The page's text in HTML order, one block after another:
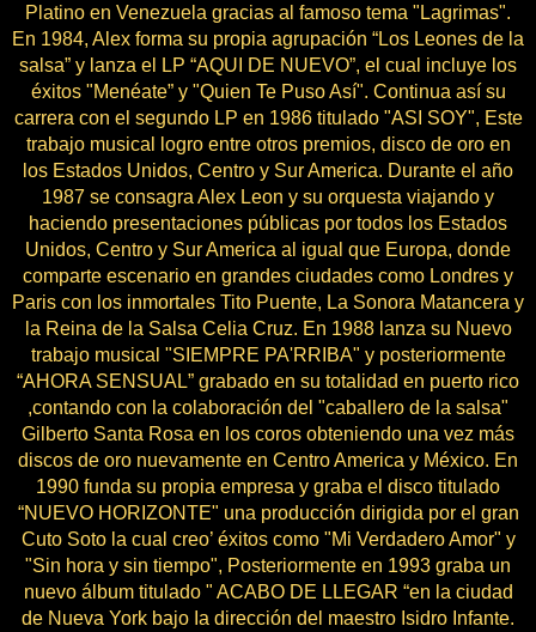
Platino en Venezuela gracias al famoso tema "Lagrimas".
En 1984, Alex forma su propia agrupación “Los Leones de la
salsa” y lanza el LP “AQUI DE NUEVO”, el cual incluye los
éxitos "Menéate” y "Quien Te Puso Así". Continua así su
carrera con el segundo LP en 1986 titulado "ASI SOY", Este
trabajo musical logro entre otros premios, disco de oro en
los Estados Unidos, Centro y Sur America. Durante el año
1987 se consagra Alex Leon y su orquesta viajando y
haciendo presentaciones públicas por todos los Estados
Unidos, Centro y Sur America al igual que Europa, donde
comparte escenario en grandes ciudades como Londres y
Paris con los inmortales Tito Puente, La Sonora Matancera y
la Reina de la Salsa Celia Cruz. En 1988 lanza su Nuevo
trabajo musical "SIEMPRE PA'RRIBA" y posteriormente
“AHORA SENSUAL” grabado en su totalidad en puerto rico
,contando con la colaboración del "caballero de la salsa"
Gilberto Santa Rosa en los coros obteniendo una vez más
discos de oro nuevamente en Centro America y México. En
1990 funda su propia empresa y graba el disco titulado
“NUEVO HORIZONTE" una producción dirigida por el gran
Cuto Soto la cual creo’ éxitos como "Mi Verdadero Amor" y
"Sin hora y sin tiempo", Posteriormente en 1993 graba un
nuevo álbum titulado " ACABO DE LLEGAR “en la ciudad
de Nueva York bajo Ia dirección del maestro Isidro Infante.